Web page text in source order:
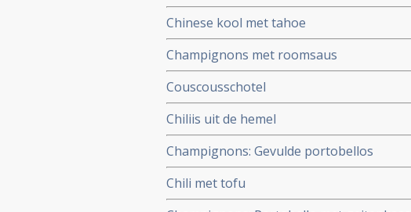
Chinese kool met tahoe
Champignons met roomsaus
Couscousschotel
Chiliis uit de hemel
Champignons: Gevulde portobellos
Chili met tofu